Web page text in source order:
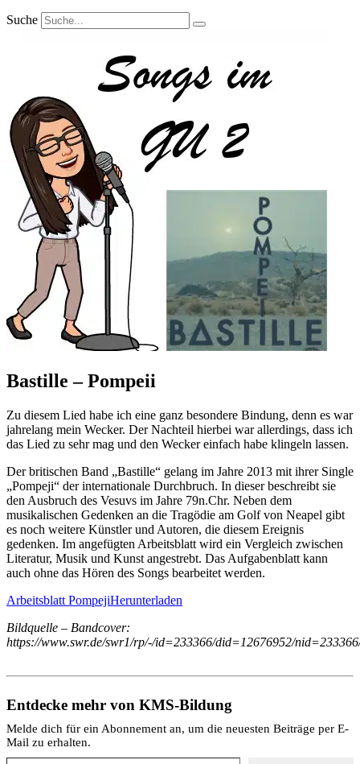
Suche
Bastille – Pompeii
Zu diesem Lied habe ich eine ganz besondere Bindung, denn es war
jahrelang mein Wecker. Der Nachteil hierbei war allerdings, dass ich
das Lied zu sehr mag und den Wecker einfach habe klingeln lassen.
Der britischen Band „Bastille“ gelang im Jahre 2013 mit ihrer Single
„Pompeji“ der internationale Durchbruch. In dieser beschreibt sie
den Ausbruch des Vesuvs im Jahre 79n.Chr. Neben dem
musikalischen Gedenken an die Tragödie am Golf von Neapel gibt
es noch weitere Künstler und Autoren, die diesem Ereignis
gedenken. Im angefügten Arbeitsblatt wird ein Vergleich zwischen
Literatur, Musik und Kunst angestrebt. Das Aufgabenblatt kann
auch ohne das Hören des Songs bearbeitet werden.
Arbeitsblatt PompejiHerunterladen
Bildquelle – Bandcover:
https://www.swr.de/swr1/rp/-/id=233366/did=12676952/
Entdecke mehr von KMS-Bildung
Melde dich für ein Abonnement an, um die neuesten Beiträge per E-
Mail zu erhalten.
Gib deine E-Mail-Adresse ein ...